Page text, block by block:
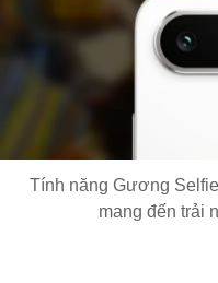
Tính năng Gương
mang đến trải